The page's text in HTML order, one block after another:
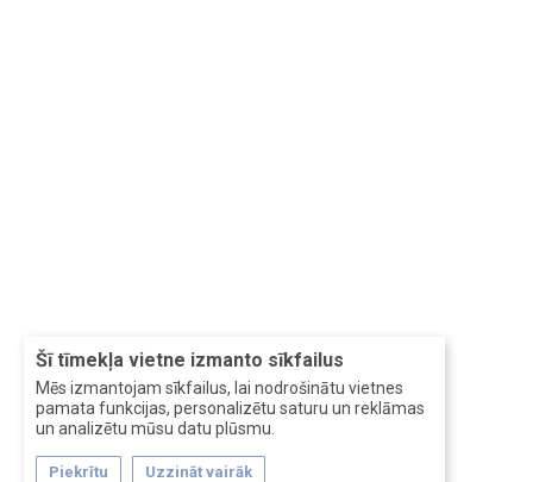
Šī tīmekļa vietne izmanto sīkfailus
Mēs izmantojam sīkfailus, lai nodrošinātu vietnes
pamata funkcijas, personalizētu saturu un reklāmas
un analizētu mūsu datu plūsmu.
Piekrītu Uzzināt vairāk